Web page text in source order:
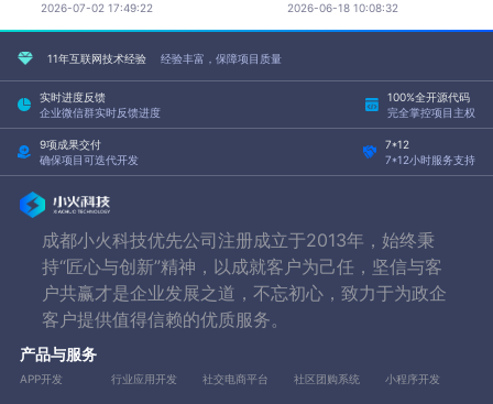
2026-07-02 17:49:22 2026-06-18 10:08:32
11年互联网技术经验 经验丰富，保障项目质量
实时进度反馈
企业微信群实时反馈进度
100%全开源代码
完全掌控项目主权
9项成果交付
确保项目可迭代开发
7*12
7*12小时服务支持
成都小火科技优先公司注册成立于2013年，始终秉
持“匠心与创新”精神，以成就客户为己任，坚信与客
户共赢才是企业发展之道，不忘初心，致力于为政企
客户提供值得信赖的优质服务。
产品与服务
APP开发 行业应用开发 社交电商平台 社区团购系统 小程序开发